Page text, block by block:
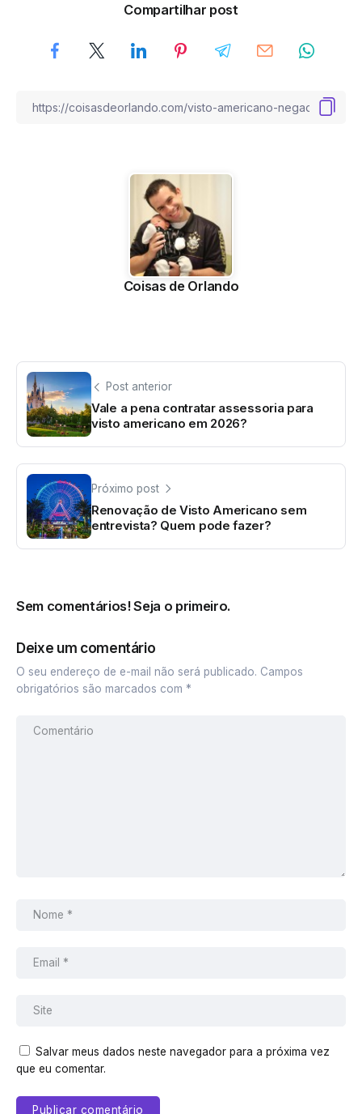
Compartilhar post
Coisas de Orlando
Post anterior
Vale a pena contratar assessoria para
visto americano em 2026?
Próximo post
Renovação de Visto Americano sem
entrevista? Quem pode fazer?
Sem comentários! Seja o primeiro.
Deixe um comentário
O seu endereço de e-mail não será publicado. Campos
obrigatórios são marcados com *
Salvar meus dados neste navegador para a próxima vez
que eu comentar.